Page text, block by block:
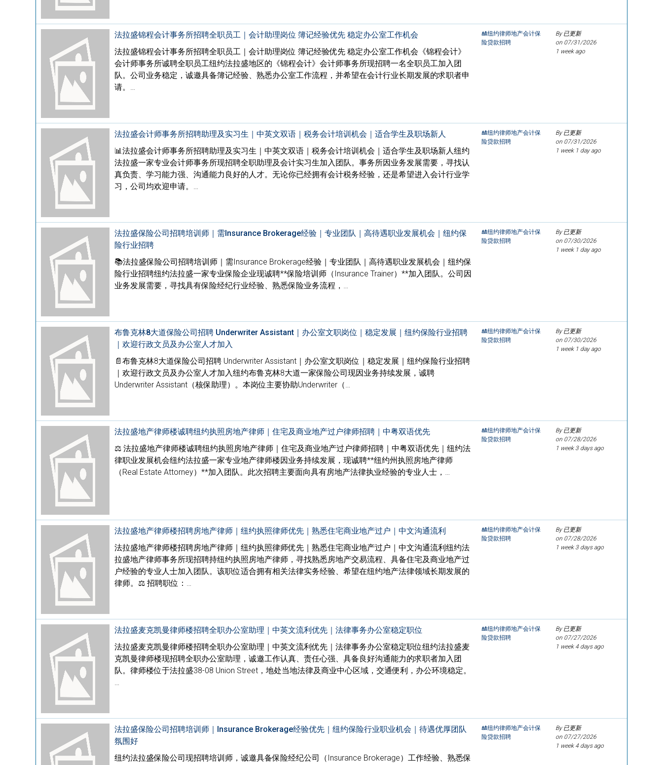
法拉盛锦程会计事务所招聘全职员工｜会计助理岗位 簿记经验优先 稳定办公室工作机会
法拉盛锦程会计事务所招聘全职员工｜会计助理岗位 簿记经验优先 稳定办公室工作机会《锦程会计》
会计师事务所诚聘全职员工纽约法拉盛地区的《锦程会计》会计师事务所现招聘一名全职员工加入团
队。公司业务稳定，诚邀具备簿记经验、熟悉办公室工作流程，并希望在会计行业长期发展的求职者申
请。…
🎎纽约律师地产会计保
险贷款招聘
By 已更新
on 07/31/2026
1 week ago
法拉盛会计师事务所招聘助理及实习生｜中英文双语｜税务会计培训机会｜适合学生及职场新人
📊法拉盛会计师事务所招聘助理及实习生｜中英文双语｜税务会计培训机会｜适合学生及职场新人纽约
法拉盛一家专业会计师事务所现招聘全职助理及会计实习生加入团队。事务所因业务发展需要，寻找认
真负责、学习能力强、沟通能力良好的人才。无论你已经拥有会计税务经验，还是希望进入会计行业学
习，公司均欢迎申请。…
🎎纽约律师地产会计保
险贷款招聘
By 已更新
on 07/31/2026
1 week 1 day ago
法拉盛保险公司招聘培训师｜需Insurance Brokerage经验｜专业团队｜高待遇职业发展机会｜纽约保
险行业招聘
📚法拉盛保险公司招聘培训师｜需Insurance Brokerage经验｜专业团队｜高待遇职业发展机会｜纽约保
险行业招聘纽约法拉盛一家专业保险企业现诚聘**保险培训师（Insurance Trainer）**加入团队。公司因
业务发展需要，寻找具有保险经纪行业经验、熟悉保险业务流程，…
🎎纽约律师地产会计保
险贷款招聘
By 已更新
on 07/30/2026
1 week 1 day ago
布鲁克林8大道保险公司招聘 Underwriter Assistant｜办公室文职岗位｜稳定发展｜纽约保险行业招聘
｜欢迎行政文员及办公室人才加入
📄布鲁克林8大道保险公司招聘 Underwriter Assistant｜办公室文职岗位｜稳定发展｜纽约保险行业招聘
｜欢迎行政文员及办公室人才加入纽约布鲁克林8大道一家保险公司现因业务持续发展，诚聘
Underwriter Assistant（核保助理）。本岗位主要协助Underwriter（…
🎎纽约律师地产会计保
险贷款招聘
By 已更新
on 07/30/2026
1 week 1 day ago
法拉盛地产律师楼诚聘纽约执照房地产律师｜住宅及商业地产过户律师招聘｜中粤双语优先
⚖️ 法拉盛地产律师楼诚聘纽约执照房地产律师｜住宅及商业地产过户律师招聘｜中粤双语优先｜纽约法
律职业发展机会纽约法拉盛一家专业地产律师楼因业务持续发展，现诚聘**纽约州执照房地产律师
（Real Estate Attorney）**加入团队。此次招聘主要面向具有房地产法律执业经验的专业人士，…
🎎纽约律师地产会计保
险贷款招聘
By 已更新
on 07/28/2026
1 week 3 days ago
法拉盛地产律师楼招聘房地产律师｜纽约执照律师优先｜熟悉住宅商业地产过户｜中文沟通流利
法拉盛地产律师楼招聘房地产律师｜纽约执照律师优先｜熟悉住宅商业地产过户｜中文沟通流利纽约法
拉盛地产律师事务所现招聘持纽约执照房地产律师，寻找熟悉房地产交易流程、具备住宅及商业地产过
户经验的专业人士加入团队。该职位适合拥有相关法律实务经验、希望在纽约地产法律领域长期发展的
律师。⚖️ 招聘职位：…
🎎纽约律师地产会计保
险贷款招聘
By 已更新
on 07/28/2026
1 week 3 days ago
法拉盛麦克凯曼律师楼招聘全职办公室助理｜中英文流利优先｜法律事务办公室稳定职位
法拉盛麦克凯曼律师楼招聘全职办公室助理｜中英文流利优先｜法律事务办公室稳定职位纽约法拉盛麦
克凯曼律师楼现招聘全职办公室助理，诚邀工作认真、责任心强、具备良好沟通能力的求职者加入团
队。律师楼位于法拉盛38-08 Union Street，地处当地法律及商业中心区域，交通便利，办公环境稳定。
…
🎎纽约律师地产会计保
险贷款招聘
By 已更新
on 07/27/2026
1 week 4 days ago
法拉盛保险公司招聘培训师｜Insurance Brokerage经验优先｜纽约保险行业职业机会｜待遇优厚团队
氛围好
纽约法拉盛保险公司现招聘培训师，诚邀具备保险经纪公司（Insurance Brokerage）工作经验、熟悉保
🎎纽约律师地产会计保
险贷款招聘
By 已更新
on 07/27/2026
1 week 4 days ago